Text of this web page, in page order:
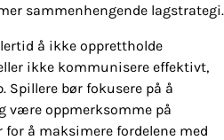
sammenhengende lagstrategi.
å ikke opprettholde
ikke kommunisere effektivt,
Spillere bør fokusere på å
være oppmerksomme på
å maksimere fordelene med